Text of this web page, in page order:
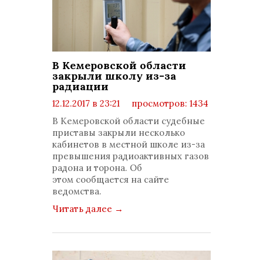
В Кемеровской области
закрыли школу из-за
радиации
12.12.2017 в 23:21
просмотров: 1434
комментариев: 0
В Кемеровской области судебные
приставы закрыли несколько
кабинетов в местной школе из-за
превышения радиоактивных газов
радона и торона. Об
этом сообщается на сайте
ведомства.
Читать далее →